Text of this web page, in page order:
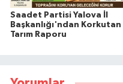
Saadet Partisi Yalova İl
Başkanlığı'ndan Korkutan
Tarım Raporu